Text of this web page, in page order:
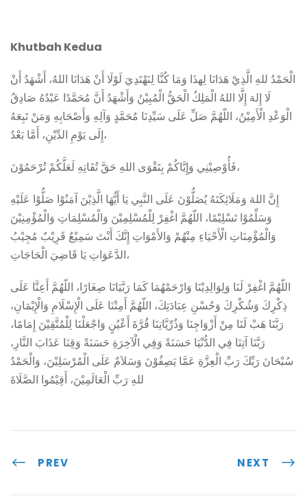
Khutbah Kedua
الْحَمْدُ للهِ الَّذِيْ هَدَانَا لِهذَا وَمَا كُنَّا لِنَهْتَدِيَ لَوْلَا أَنْ هَدَانَا اللهُ، أَشْهَدُ أَنْ
لَا إِلهَ إِلَّا اللهُ الْمَلِكُ الْحَقُّ الْمُبِيْنُ وَأَشْهَدُ أَنَّ مُحَمَّدًا عَبْدُهُ صَادِقُ
الْوَعْدِ الْأَمِيْنُ، اللّهُمَّ صَلِّ عَلَى سَيِّدِنَا مُحَمَّدٍ وَآلِهِ وَأَصْحَابِهِ وَمَنْ تَبِعَهُ
إِلَى يَوْمِ الدِّيْنِ، أَمَّا بَعْدُ،
فَأُوْصِيْنِي وَإِيَّاكُمْ بِتَقْوَى اللهِ حَقَّ تُقَاتِهِ لَعَلَّكُمْ تُرْحَمُوْنَ،
إِنَّ اللهَ وَمَلَائِكَتَهُ يُصَلُّوْنَ عَلَى النَّبِي يَا أَيُّهَا الَّذِيْنَ آمَنُوْا صَلُّوْا عَلَيْهِ
وَسَلِّمُوْا تَسْلِيْمًا، اللّهُمَّ اغْفِرْ لِلْمُسْلِمِيْنَ وَالْمُسْلِمَاتِ وَالْمُؤْمِنِيْنَ
وَالْمُؤْمِنَاتِ الْأَحْيَاءِ مِنْهُمْ وَالأَمْوَاتِ إِنَّكَ أَنْتَ سَمِيْعٌ قَرِيْبٌ مُجِيْبُ
الدَّعَوَاتِ يَا قَاضِيَ الْحَاجَاتِ،
اللّهُمَّ اغْفِرْ لَنَا وَلِوَالِدِيْنَا وَارْحَمْهُمَا كَمَا رَبَّيَانَا صِغَارًا، اللّهُمَّ أَعِنَّا عَلَى
ذِكْرِكَ وَشُكْرِكَ وَحُسْنِ عِبَادَتِكَ، اللّهُمَّ أَمِتْنَا عَلَى الْإِسْلَامِ وَالْإِيْمَانِ،
رَبَّنَا هَبْ لَنَا مِنْ أَزْوَاجِنَا وَذُرِّيَّاتِنَا قُرَّةَ أَعْيُنٍ وَاجْعَلْنَا لِلْمُتَّقِيْنَ إِمَامًا،
رَبَّنَا آتِنَا فِي الدُّنْيَا حَسَنَةً وَفِي الْآخِرَةِ حَسَنَةً وَقِنَا عَذَابَ النَّارِ،
سُبْحَانَ رَبِّكَ رَبِّ الْعِزَّةِ عَمَّا يَصِفُوْنَ وَسَلاَمٌ عَلَى الْمُرْسَلِيْنَ، وَالْحَمْدُ
للهِ رَبِّ الْعَالَمِيْنَ، أَقِيْمُوا الصَّلَاةَ
PREV NEXT